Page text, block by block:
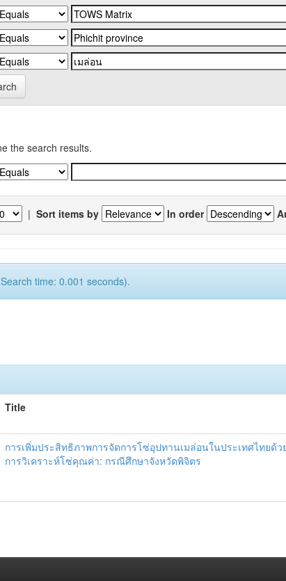
the search results.
| Sort items by In order
time: 0.001 seconds).
Title
การเพิ่มประสิทธิภาพการจัดการโซ่อุปทานเมล่อนในประเทศไทยด้ว
การวิเคราะห์โซ่คุณค่า: กรณีศึกษาจังหวัดพิจิตร